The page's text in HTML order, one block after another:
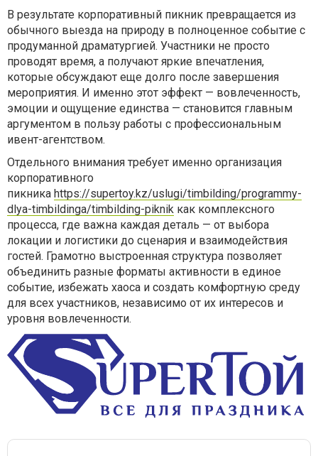
В результате корпоративный пикник превращается из
обычного выезда на природу в полноценное событие с
продуманной драматургией. Участники не просто
проводят время, а получают яркие впечатления,
которые обсуждают еще долго после завершения
мероприятия. И именно этот эффект — вовлеченность,
эмоции и ощущение единства — становится главным
аргументом в пользу работы с профессиональным
ивент-агентством.
Отдельного внимания требует именно организация
корпоративного
пикника https://supertoy.kz/uslugi/timbilding/programmy-
dlya-timbildinga/timbilding-piknik как комплексного
процесса, где важна каждая деталь — от выбора
локации и логистики до сценария и взаимодействия
гостей. Грамотно выстроенная структура позволяет
объединить разные форматы активности в единое
событие, избежать хаоса и создать комфортную среду
для всех участников, независимо от их интересов и
уровня вовлеченности.